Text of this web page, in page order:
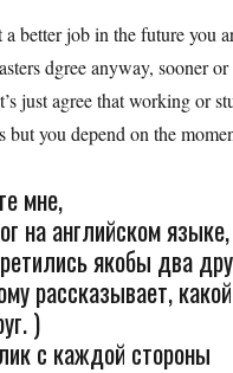
better job in the future you
dgree anyway, sooner or
just agree that working or
but you depend on the
мне,
на английском
якобы два
рассказывает,
)
с каждой стороны